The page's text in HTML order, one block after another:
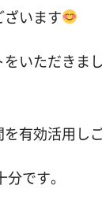
います
いただきま
有効活用し
です。